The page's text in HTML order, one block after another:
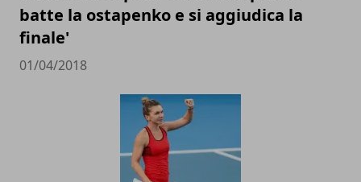
batte la ostapenko e si aggiudica la
finale'
01/04/2018